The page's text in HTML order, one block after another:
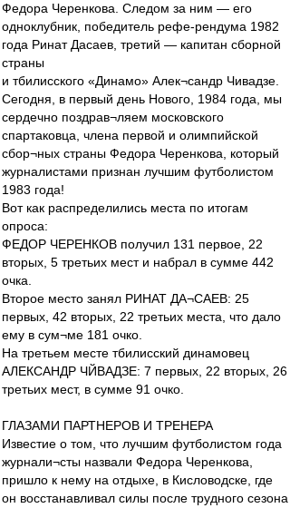
Федора Черенкова. Следом за ним — его
одноклубник, победитель рефе-рендума 1982
года Ринат Дасаев, третий — капитан сборной
страны
и тбилисского «Динамо» Алек¬сандр Чивадзе.
Сегодня, в первый день Нового, 1984 года, мы
сердечно поздрав¬ляем московского
спартаковца, члена первой и олимпийской
сбор¬ных страны Федора Черенкова, который
журналистами признан лучшим футболистом
1983 года!
Вот как распределились места по итогам
опроса:
ФЕДОР ЧЕРЕНКОВ получил 131 первое, 22
вторых, 5 третьих мест и набрал в сумме 442
очка.
Второе место занял РИНАТ ДА¬САЕВ: 25
первых, 42 вторых, 22 третьих места, что дало
ему в сум¬ме 181 очко.
На третьем месте тбилисский динамовец
АЛЕКСАНДР ЧЙВАДЗЕ: 7 первых, 22 вторых, 26
третьих мест, в сумме 91 очко.
ГЛАЗАМИ ПАРТНЕРОВ И ТРЕНЕРА
Известие о том, что лучшим футболистом года
журнали¬сты назвали Федора Черенкова,
пришло к нему на отдыхе, в Кисловодске, где
он восстанавливал силы после трудного сезона